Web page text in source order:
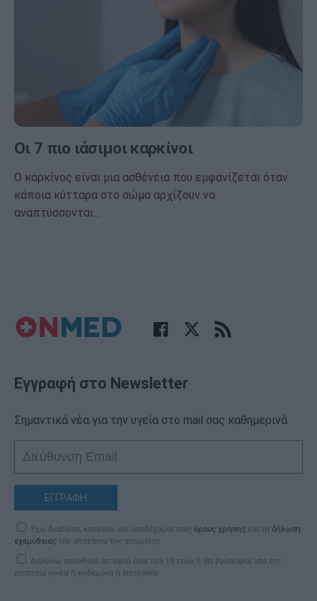
Οι 7 πιο ιάσιμοι καρκίνοι
Ο καρκίνος είναι μια ασθένεια που εμφανίζεται όταν
κάποια κύτταρα στο σώμα αρχίζουν να
αναπτύσσονται…
Εγγραφή στο Newsletter
Σημαντικά νέα για την υγεία στο mail σας καθημερινά
ΕΓΓΡΑΦΗ
Έχω διαβάσει, κατανοώ και αποδέχομαι τους όρους χρήσης και τη δήλωση
εχεμύθειας του ιστοτόπου της εταιρείας
Δηλώνω υπεύθυνα ότι είμαι άνω των 18 ετών ή ότι βρίσκομαι υπό την
εποπτεία γονέα ή κηδεμόνα ή επιτρόπου